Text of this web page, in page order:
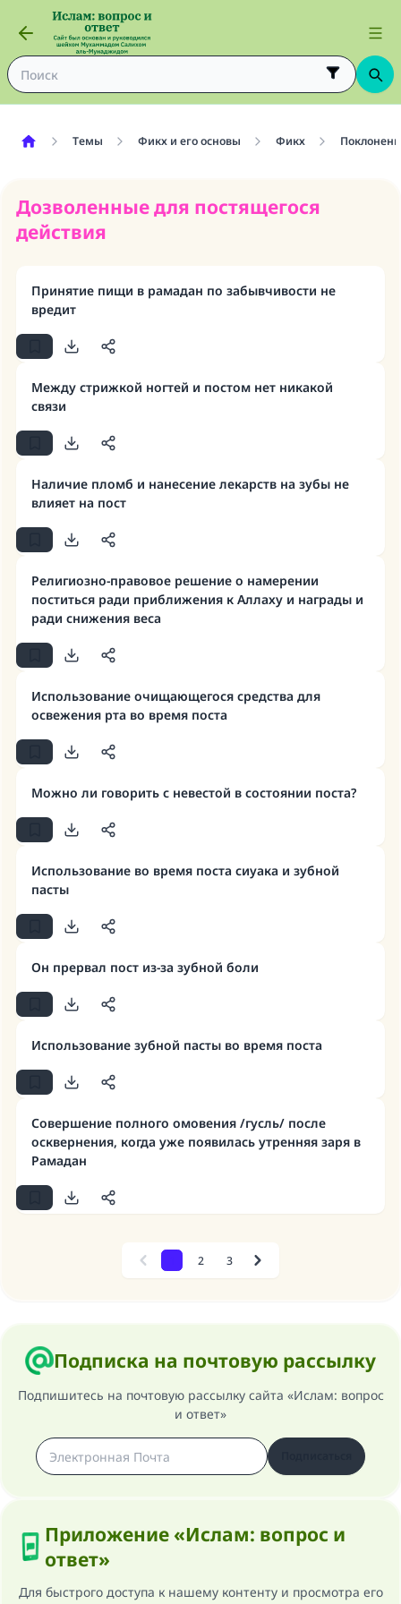
Темы Фикх и его основы Фикх
Дозволенные для постящегося
действия
Принятие пищи в рамадан по забывчивости не
вредит
Между стрижкой ногтей и постом нет никакой
связи
Наличие пломб и нанесение лекарств на зубы не
влияет на пост
Религиозно-правовое решение о намерении
поститься ради приближения к Аллаху и награды и
ради снижения веса
Использование очищающегося средства для
освежения рта во время поста
Можно ли говорить с невестой в состоянии поста?
Использование во время поста сиуака и зубной
пасты
Он прервал пост из-за зубной боли
Использование зубной пасты во время поста
Совершение полного омовения /гусль/ после
осквернения, когда уже появилась утренняя заря в
Рамадан
Previous 2 3 Next
Подписка на почтовую рассылку
Подпишитесь на почтовую рассылку сайта «Ислам: вопрос
и ответ»
Приложение «Ислам: вопрос и
ответ»
Для быстрого доступа к нашему контенту и просмотра его
Ответ № 110845 помог сохранить
Помогите нам предоставить ответы Умме
Посланник Аллаха, мир ему и
«Указавшему на благое (полагается) такая
же награда как и совершившему его»
Участвуйте сейчас!